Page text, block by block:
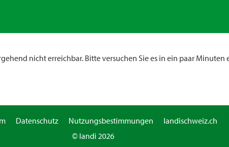
nicht erreichbar. Bitte versuchen Sie es in ein paar Minuten
Datenschutz Nutzungsbestimmungen
landischweiz.ch
© landi 2026